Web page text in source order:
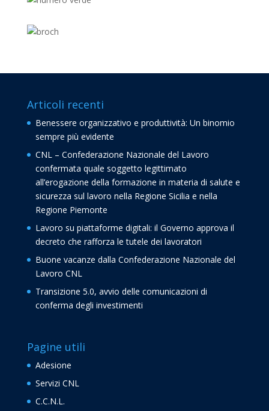
Articoli recenti
Benessere organizzativo e produttività: Un binomio
sempre più evidente
CNL – Confederazione Nazionale del Lavoro
confermata quale soggetto legittimato
all’erogazione della formazione in materia di salute e
sicurezza sul lavoro nella Regione Sicilia e nella
Regione Piemonte
Lavoro su piattaforme digitali: il Governo approva il
decreto che rafforza le tutele dei lavoratori
Buone vacanze dalla Confederazione Nazionale del
Lavoro CNL
Transizione 5.0, avvio delle comunicazioni di
conferma degli investimenti
Pagine utili
Adesione
Servizi CNL
C.C.N.L.